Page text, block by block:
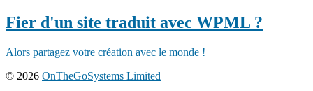
Fier d'un site traduit avec WPML ?
Alors partagez votre création avec le monde !
© 2026 OnTheGoSystems Limited